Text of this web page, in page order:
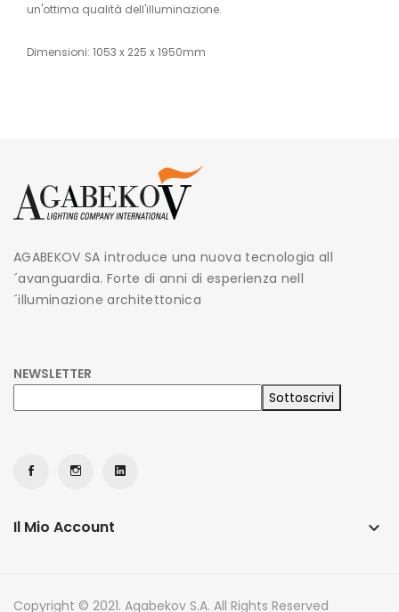
un'ottima qualità dell'illuminazione.
Dimensioni: 1053 x 225 x 1950mm
AGABEKOV SA introduce una nuova tecnologia all
´avanguardia. Forte di anni di esperienza nell
´illuminazione architettonica
NEWSLETTER
Il Mio Account keyboard_arrow_down
Copyright © 2021. Agabekov S.A. All Rights Reserved